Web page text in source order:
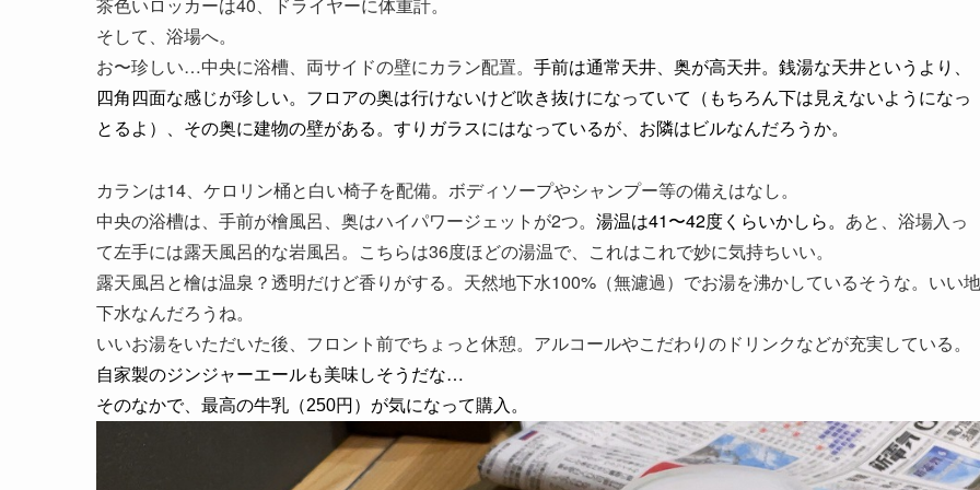
そして、浴場へ。
お〜珍しい…中央に浴槽、両サイドの壁にカラン配置。 手前は通常天井、奥が高天井。銭湯な天井というより、
四角四面な感じが珍しい。フロアの奥は行けないけど吹き抜けになっていて（もちろん下は見えないようになっ
とるよ）、その奥に建物の壁がある。
すりガラスにはなっているが、お隣はビルなんだろうか。
カランは14、ケロリン桶と白い椅子を配備。ボディソープやシャンプー等の備えはなし。
中央の浴槽は、手前が檜風呂、奥はハイパワージェットが2つ。 湯温は41〜42度くらいかしら。 あと、浴場入っ
て左手には露天風呂的な岩風呂。こちらは36度ほどの湯温で、これはこれで妙に気持ちいい。
露天風呂と檜は温泉？透明だけど香りがする。天然地下水100%（無濾過）でお湯を沸かしているそうな。いい地
下水なんだろうね。
いいお湯をいただいた後、フロント前でちょっと休憩。アルコールやこだわりのドリンクなどが充実している。
自家製のジンジャーエールも美味しそうだな…
そのなかで、最高の牛乳（250円）が気になって購入。